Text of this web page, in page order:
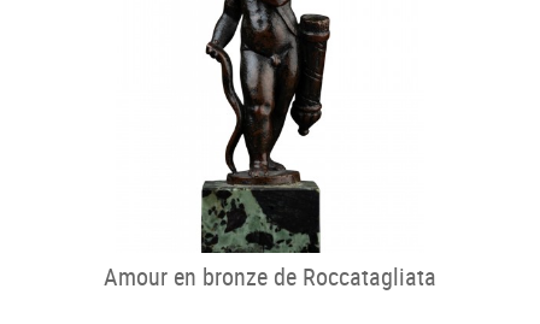
Amour en bronze de Roccatagliata